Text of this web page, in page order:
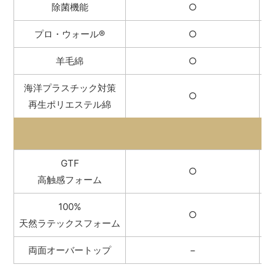
除菌機能 ○
プロ・ウォール® ○
羊毛綿 ○
海洋プラスチック対策
再生ポリエステル綿
○
GTF
高触感フォーム
○
100%
天然ラテックスフォーム
○
両面オーバートップ −